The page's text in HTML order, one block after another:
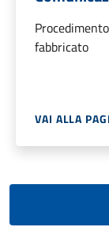
fabbricato
VAI ALLA